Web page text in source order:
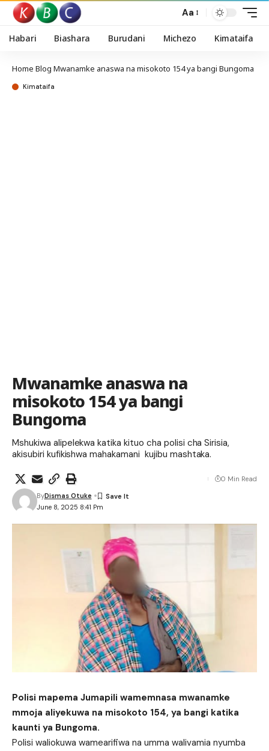
Aa
Habari Biashara Burudani Michezo Kimataifa
Home Blog Mwanamke anaswa na misokoto 154 ya bangi Bungoma
Kimataifa
Mwanamke anaswa na
misokoto 154 ya bangi
Bungoma
Mshukiwa alipelekwa katika kituo cha polisi cha Sirisia,
akisubiri kufikishwa mahakamani kujibu mashtaka.
June 8, 2025 8:41 Pm
ByDismas Otuke
0 Min Read
Polisi mapema Jumapili wamemnasa mwanamke
mmoja aliyekuwa na misokoto 154, ya bangi katika
kaunti ya Bungoma.
Polisi waliokuwa wamearifiwa na umma walivamia nyumba